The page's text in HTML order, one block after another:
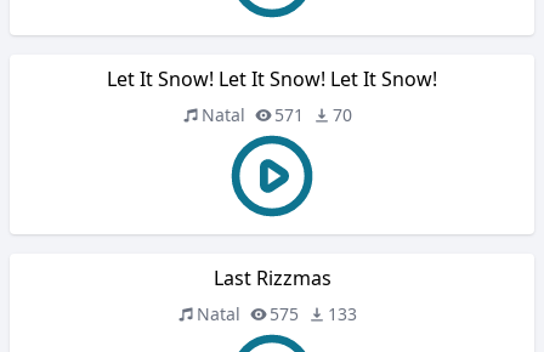
Let It Snow! Let It Snow! Let It Snow!
Natal 571 70
Last Rizzmas
Natal 575 133